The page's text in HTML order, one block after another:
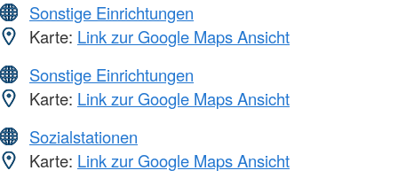
Sonstige Einrichtungen
Karte: Link zur Google Maps Ansicht
Sonstige Einrichtungen
Karte: Link zur Google Maps Ansicht
Sozialstationen
Karte: Link zur Google Maps Ansicht